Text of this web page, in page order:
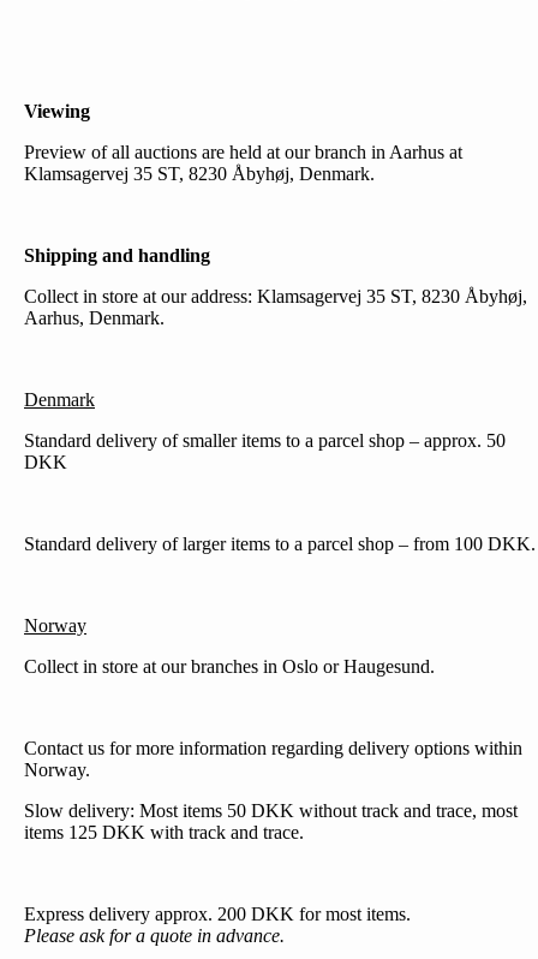
Viewing
Preview of all auctions are held at our branch in Aarhus at
Klamsagervej 35 ST, 8230 Åbyhøj, Denmark.
Shipping and handling
Collect in store at our address: Klamsagervej 35 ST, 8230 Åbyhøj,
Aarhus, Denmark.
Denmark
Standard delivery of smaller items to a parcel shop – approx. 50
DKK
Standard delivery of larger items to a parcel shop – from 100 DKK.
Norway
Collect in store at our branches in Oslo or Haugesund.
Contact us for more information regarding delivery options within
Norway.
Slow delivery: Most items 50 DKK without track and trace, most
items 125 DKK with track and trace.
Express delivery approx. 200 DKK for most items.
Please ask for a quote in advance.